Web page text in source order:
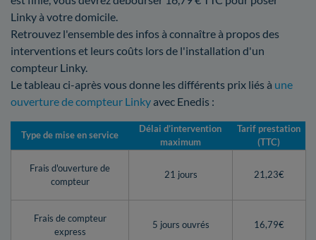
Linky à votre domicile.
Retrouvez l'ensemble des infos à connaître à propos des
interventions et leurs coûts lors de l'installation d'un
compteur Linky.
Le tableau ci-après vous donne les différents prix liés à une
ouverture de compteur Linkyavec Enedis :
Type de mise en service
Délai d’intervention
maximum
Tarif prestation
(TTC)
Frais d'ouverture de
compteur
21 jours 21,23€
Frais de compteur
express
5 jours ouvrés 16,79€